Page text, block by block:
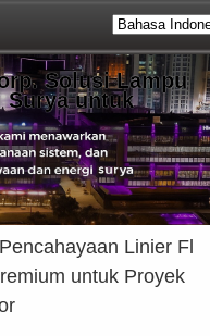
Solusi Lampu
Surya untuk
Linier Fl
untuk Proyek